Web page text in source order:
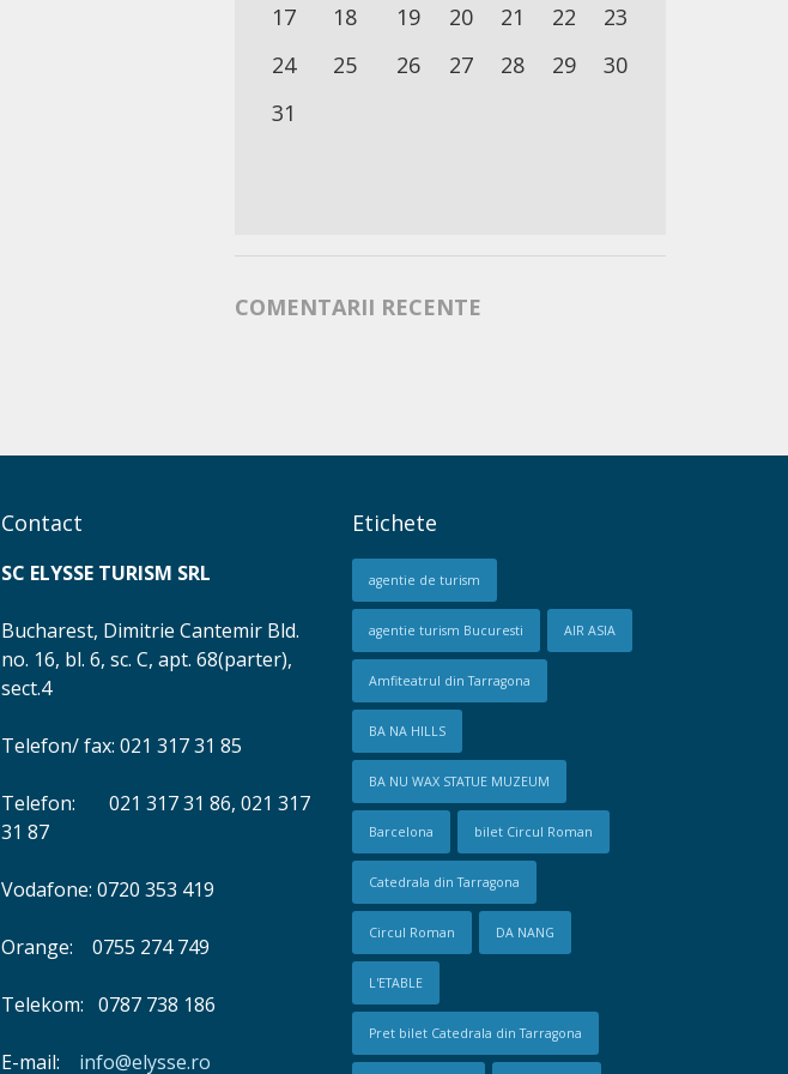
17 18 19 20 21 22
23
24
25 26 27 28 29
30
31
COMENTARII RECENTE
Contact
SC ELYSSE TURISM SRL
Bucharest, Dimitrie Cantemir Bld.
no. 16, bl. 6, sc. C, apt. 68(parter),
sect.4
Telefon/ fax: 021 317 31 85
Telefon: 021 317 31 86, 021 317
31 87
Vodafone: 0720 353 419
Orange: 0755 274 749
Telekom: 0787 738 186
E-mail: info@elysse.ro
Etichete
agentie de turism
agentie turism Bucuresti AIR ASIA
Amfiteatrul din Tarragona
BA NA HILLS
BA NU WAX STATUE MUZEUM
Barcelona bilet Circul Roman
Catedrala din Tarragona
Circul Roman DA NANG
L'ETABLE
Pret bilet Catedrala din Tarragona